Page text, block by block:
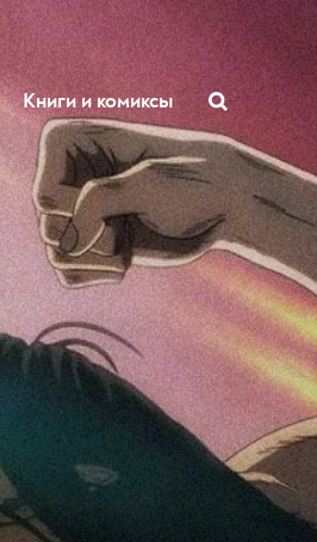
Книги и комиксы